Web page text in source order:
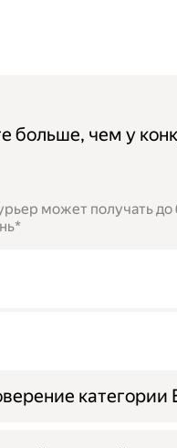
больше, чем у
может получать до
категории